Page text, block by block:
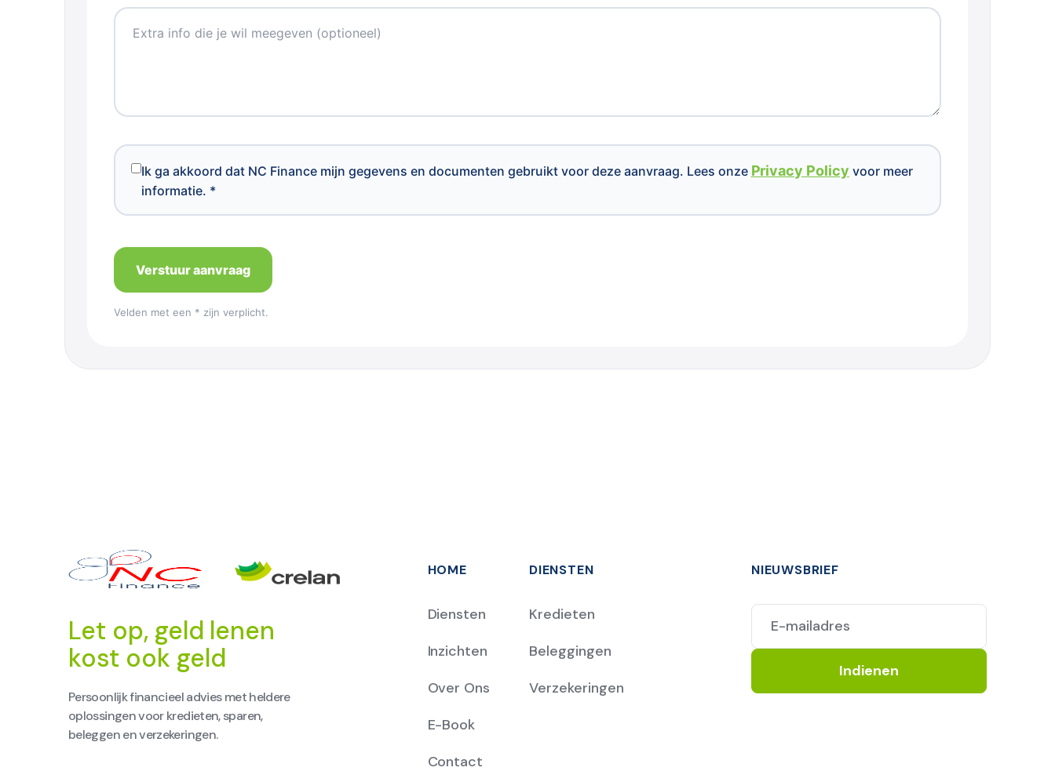
Ik ga akkoord dat NC Finance mijn gegevens en documenten gebruikt voor deze aanvraag. Lees onze Privacy Policy voor meer
informatie. *
Verstuur aanvraag
Velden met een * zijn verplicht.
Let op, geld lenen
kost ook geld
Persoonlijk financieel advies met heldere
oplossingen voor kredieten, sparen,
beleggen en verzekeringen.
HOME
Diensten
Inzichten
Over Ons
E-Book
Contact
DIENSTEN
Kredieten
Beleggingen
Verzekeringen
NIEUWSBRIEF